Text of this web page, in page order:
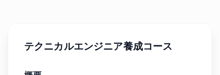
テクニカルエンジニア養成コース